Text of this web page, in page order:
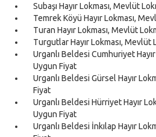
Subaşı Hayır Lokması, Mevlüt
Temrek Köyü Hayır Lokması,
Turan Hayır Lokması, Mevlüt
Turgutlar Hayır Lokması, Mevlüt
Urganlı Beldesi Cumhuriyet Hayır
Uygun Fiyat
Urganlı Beldesi Gürsel Hayır
Fiyat
Urganlı Beldesi Hürriyet Hayır
Uygun Fiyat
Urganlı Beldesi İnkılap Hayır